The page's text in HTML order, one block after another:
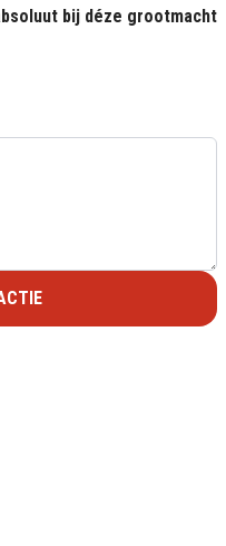
bij déze grootmacht